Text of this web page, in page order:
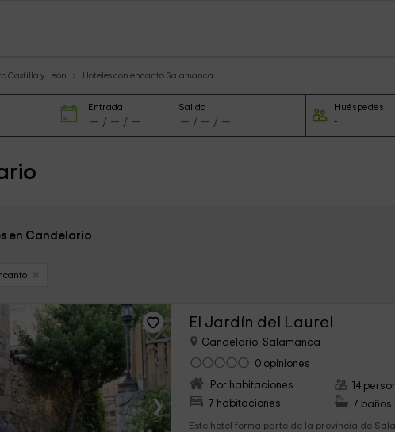
Castilla y León Hoteles con encanto Salamanca
Entrada Salida Huéspedes
en Candelario
›
El Jardín del Laurel
Candelario, Salamanca
0 opiniones
Por habitaciones
7 habitaciones
14
7 baños
Este hotel forma parte de la provincia de